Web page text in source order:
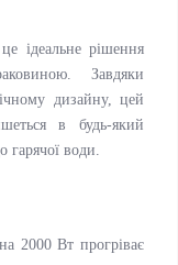
ідеальне рішення
Завдяки
дизайну, цей
в будь-який
гарячої води.
2000 Вт прогріває